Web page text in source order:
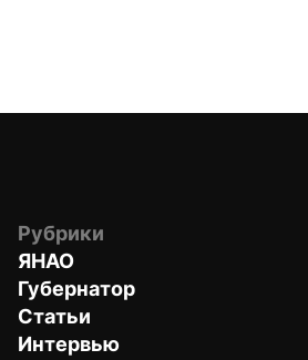
Рубрики
ЯНАО
Губернатор
Статьи
Интервью